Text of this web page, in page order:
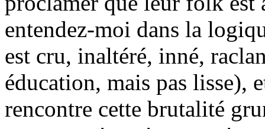
entendez-moi dans la
est cru, inaltéré, inné,
éducation, mais pas lisse),
rencontre cette brutalité